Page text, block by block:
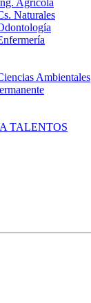
Agrícola
Naturales
Ambientales
TALENTOS